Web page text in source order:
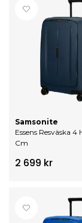
Essens Resväska 4
Cm
Samsonite
2 699 kr